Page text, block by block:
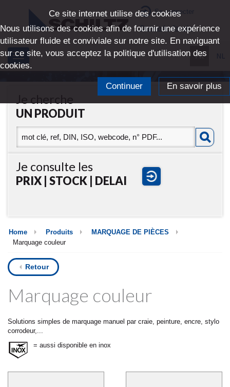
Se connecter
Demande d'accès
Toggle
navigation
FR NL
UN PRODUIT
Je consulte les
PRIX | STOCK | DELAI
Home Produits
MARQUAGE DE PIÈCES
Marquage couleur
Retour
Marquage couleur
Solutions simples de marquage manuel par craie, peinture, encre, stylo
corrodeur,...
= aussi disponible en inox
Ce site internet utilise des cookies
Nous utilisons des cookies afin de fournir une expérience
utilisateur fluide et conviviale sur notre site. En naviguant
sur ce site, vous acceptez la politique d'utilisation des
cookies.
Continuer En savoir plus